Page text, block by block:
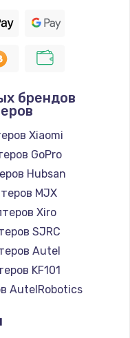
брендов
Xiaomi
GoPro
Hubsan
MJX
Xiro
SJRC
Autel
KF101
AutelRobotics